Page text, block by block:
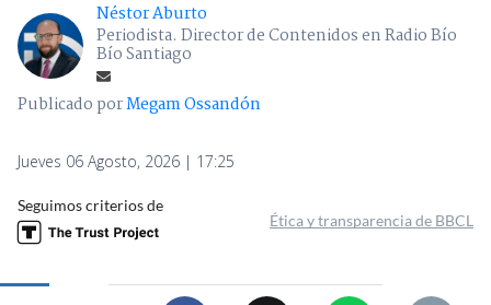
Néstor Aburto
Periodista. Director de Contenidos en Radio Bío
Bío Santiago
Publicado porMegam Ossandón
Jueves 06 Agosto, 2026 | 17:25
Seguimos criterios de
Ética y transparencia de BBCL